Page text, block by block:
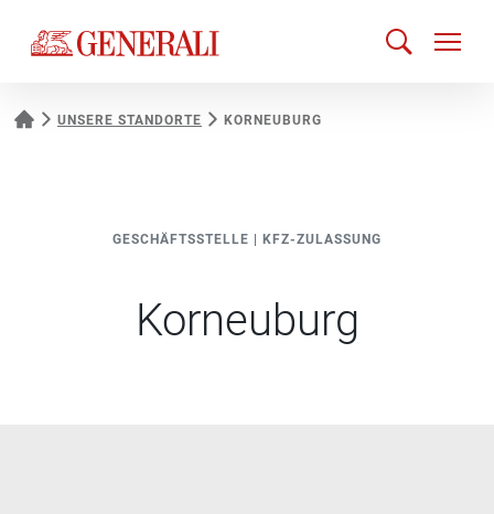
UNSERE STANDORTE KORNEUBURG
GESCHÄFTSSTELLE KFZ-ZULASSUNG
Korneuburg